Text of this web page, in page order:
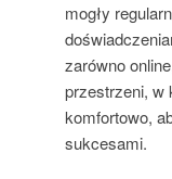
mogły
zarówno
przestrzeni, w
komfortowo,
sukcesami.